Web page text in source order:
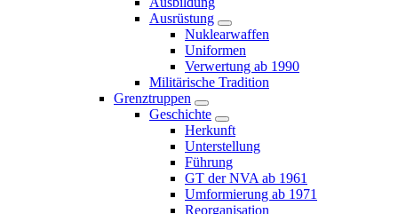
Ausrüstung
Nuklearwaffen
Uniformen
Verwertung ab 1990
Militärische Tradition
Grenztruppen
Geschichte
Herkunft
Unterstellung
Führung
GT der NVA ab 1961
Umformierung ab 1971
Reorganisation